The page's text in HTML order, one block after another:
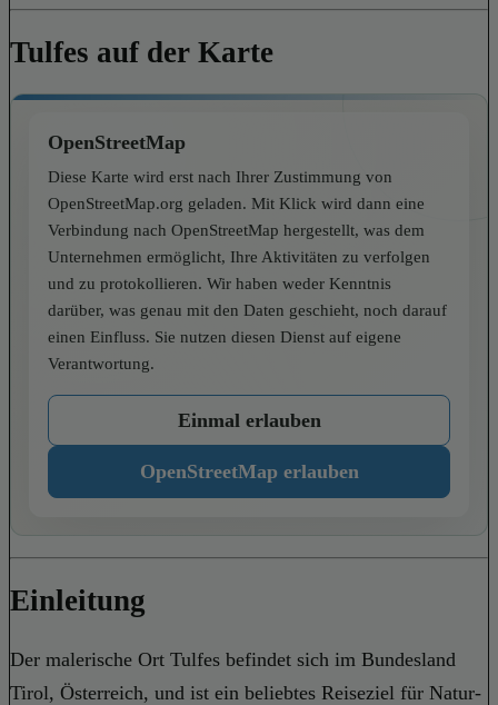
Tulfes auf der Karte
OpenStreetMap
Diese Karte wird erst nach Ihrer Zustimmung von
OpenStreetMap.org geladen. Mit Klick wird dann eine
Verbindung nach OpenStreetMap hergestellt, was dem
Unternehmen ermöglicht, Ihre Aktivitäten zu verfolgen
und zu protokollieren. Wir haben weder Kenntnis
darüber, was genau mit den Daten geschieht, noch darauf
einen Einfluss. Sie nutzen diesen Dienst auf eigene
Verantwortung.
Einmal erlauben
OpenStreetMap erlauben
Einleitung
Der malerische Ort Tulfes befindet sich im Bundesland
Tirol, Österreich, und ist ein beliebtes Reiseziel für Natur-